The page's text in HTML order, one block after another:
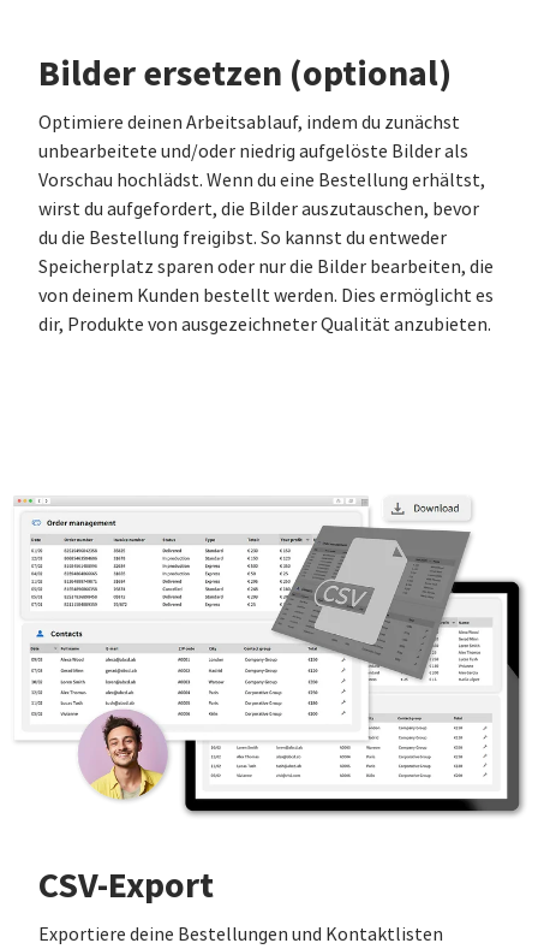
Bilder ersetzen (optional)
Optimiere deinen Arbeitsablauf, indem du zunächst
unbearbeitete und/oder niedrig aufgelöste Bilder als
Vorschau hochlädst. Wenn du eine Bestellung erhältst,
wirst du aufgefordert, die Bilder auszutauschen, bevor
du die Bestellung freigibst. So kannst du entweder
Speicherplatz sparen oder nur die Bilder bearbeiten, die
von deinem Kunden bestellt werden. Dies ermöglicht es
dir, Produkte von ausgezeichneter Qualität anzubieten.
CSV-Export
Exportiere deine Bestellungen und Kontaktlisten